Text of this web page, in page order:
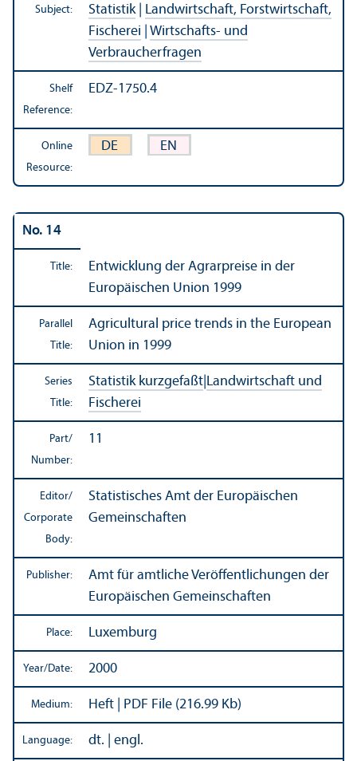
Subject: Statistik| Landwirtschaft, Forstwirtschaft,
Fischerei
Wirtschafts- und
Verbraucherfragen
Shelf
Reference:
EDZ-1750.4
Online
Resource:
DE EN
No. 14
Title:
Entwicklung der Agrarpreise in der
Europäischen Union 1999
Parallel
Title:
Agricultural price trends in the European
Union in 1999
Series
Title:
Statistik kurzgefaßt Landwirtschaft und
Fischerei
Part/
Number:
11
Editor/
Corporate
Body:
Statistisches Amt der Europäischen
Gemeinschaften
Publisher:
Amt für amtliche Veröffentlichungen der
Europäischen Gemeinschaften
Place: Luxemburg
Year/Date: 2000
Medium: Heft | PDF File (216.99 Kb)
Language: dt. | engl.